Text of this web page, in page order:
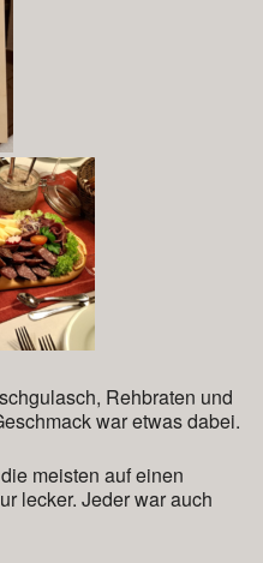
Rehbraten und
war etwas dabei.
meisten auf einen
lecker. Jeder war auch